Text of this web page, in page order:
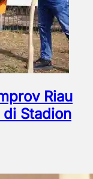
Riau
Stadion